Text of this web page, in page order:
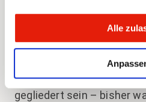
Alle
Sparmassnahmen und
neue Lohnsystem.
Millionen Franken gespart
Künftig wird der DB
gegliedert sein – bisher